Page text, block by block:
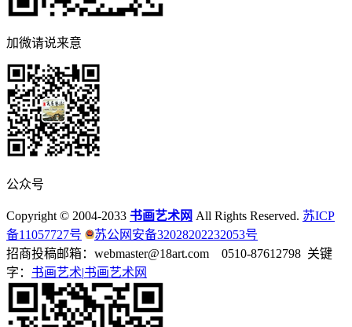
加微请说来意
公众号
Copyright © 2004-2033 书画艺术网 All Rights Reserved. 苏ICP
备11057727号
苏公网安备32028202232053号
招商投稿邮箱：webmaster@18art.com 0510-87612798 关键
字： 书画艺术|书画艺术网